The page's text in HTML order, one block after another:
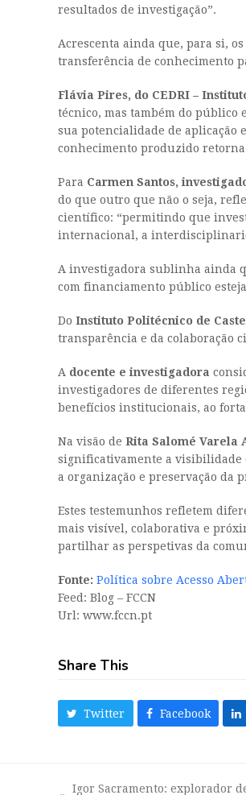
resultados de investigação”.
Acrescenta ainda que, para si,
transferência de conhecimento
Flávia Pires, do CEDRI –
técnico, mas também do público
sua potencialidade de aplicação
conhecimento produzido retorna
Para Carmen Santos,
do que outro que não o seja,
científico: “permitindo que
internacional, a
A investigadora sublinha ainda
com financiamento público
Do Instituto Politécnico de
transparência e da colaboração
A docente e investigadora
investigadores de diferentes
benefícios institucionais, ao
Na visão de Rita Salomé Varela
significativamente a visibilidade
a organização e preservação
Estes testemunhos refletem
mais visível, colaborativa e
partilhar as perspetivas da
Fonte: Política sobre Acesso
Feed: Blog – FCCN
Url: www.fccn.pt
Share This
Twitter Facebook
Igor Sacramento: explorador